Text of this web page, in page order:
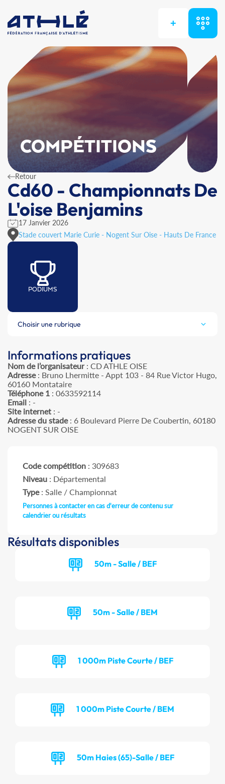
+
COMPÉTITIONS
Retour
Cd60 - Championnats De
L'oise Benjamins
17 Janvier 2026
Stade couvert Marie Curie - Nogent Sur Oise - Hauts De France
PODIUMS
Choisir une rubrique
Informations pratiques
Nom de l’organisateur: CD ATHLE OISE
Adresse: Bruno Lhermitte - Appt 103 - 84 Rue Victor Hugo,
60160 Montataire
Téléphone 1 : 0633592114
Email : -
Site internet : -
Adresse du stade: 6 Boulevard Pierre De Coubertin, 60180
NOGENT SUR OISE
Code compétition : 309683
Niveau : Départemental
Type: Salle / Championnat
Personnes à contacter en cas d'erreur de contenu sur
calendrier ou résultats
Résultats disponibles
50m - Salle / BEF
50m - Salle / BEM
1 000m Piste Courte / BEF
1 000m Piste Courte / BEM
50m Haies (65)-Salle / BEF